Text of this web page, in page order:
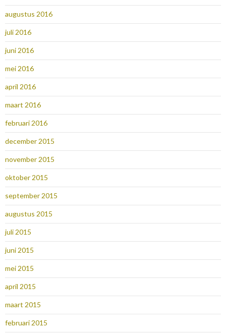
augustus 2016
juli 2016
juni 2016
mei 2016
april 2016
maart 2016
februari 2016
december 2015
november 2015
oktober 2015
september 2015
augustus 2015
juli 2015
juni 2015
mei 2015
april 2015
maart 2015
februari 2015